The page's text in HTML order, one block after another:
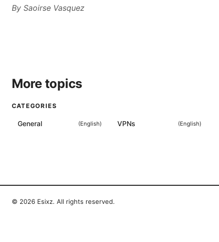
By Saoirse Vasquez
More topics
CATEGORIES
General (English) VPNs (English)
© 2026 Esixz. All rights reserved.